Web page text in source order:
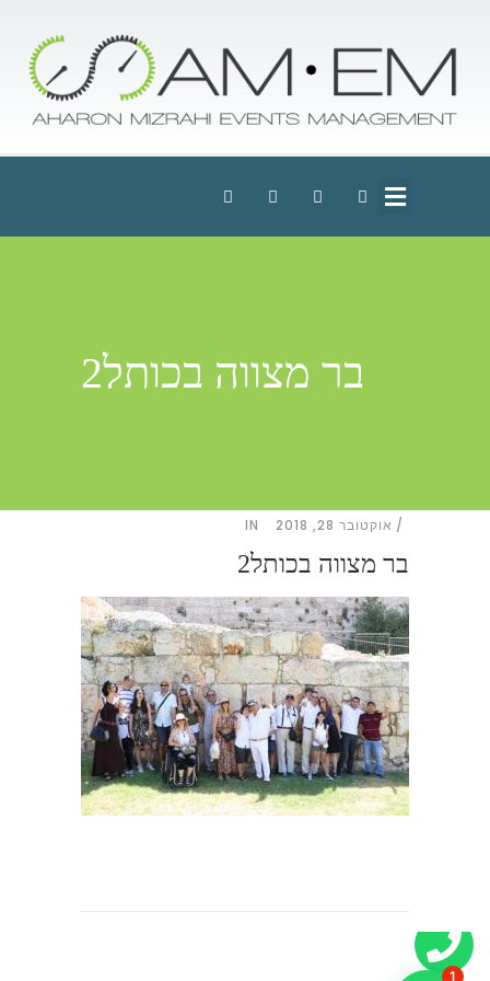
בר מצווה בכותל2
אוקטובר 28, 2018 IN
בר מצווה בכותל2
1